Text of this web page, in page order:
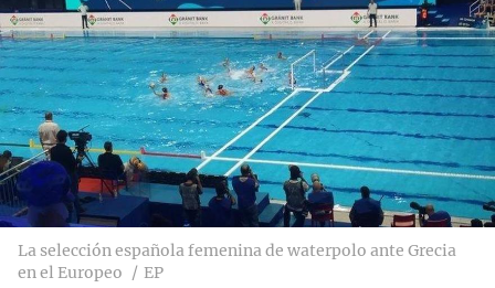
La selección española femenina de waterpolo ante Grecia
en el Europeo
EP